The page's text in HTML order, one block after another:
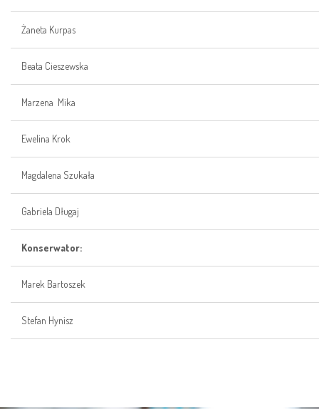
Żaneta Kurpas
Beata Cieszewska
Marzena Mika
Ewelina Krok
Magdalena Szukała
Gabriela Długaj
Konserwator:
Marek Bartoszek
Stefan Hynisz